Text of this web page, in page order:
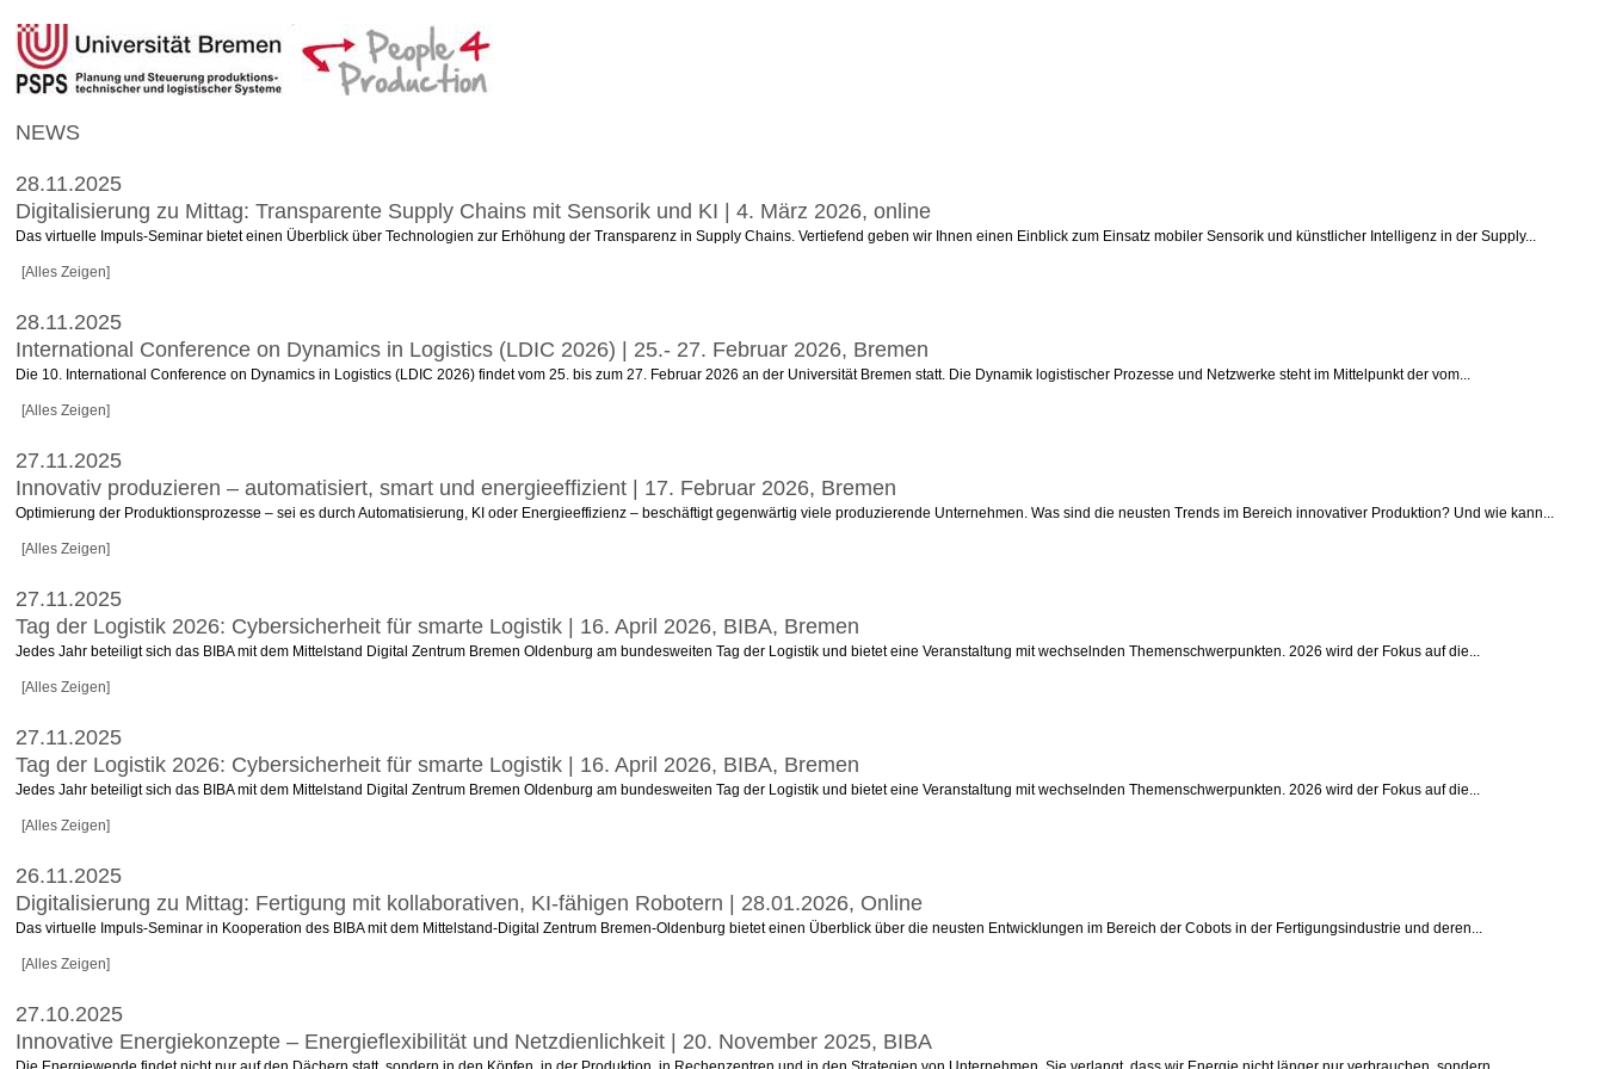
NEWS
28.11.2025
Digitalisierung zu Mittag: Transparente Supply Chains mit Sensorik und KI | 4. März 2026, online
Das virtuelle Impuls-Seminar bietet einen Überblick über Technologien zur Erhöhung der Transparenz in Supply Chains. Vertiefend geben wir Ihnen einen Einblick zum Einsatz mobiler Sensorik und künstlicher Intelligenz in der Supply...
[Alles Zeigen]
28.11.2025
International Conference on Dynamics in Logistics (LDIC 2026) | 25.- 27. Februar 2026, Bremen
Die 10. International Conference on Dynamics in Logistics (LDIC 2026) findet vom 25. bis zum 27. Februar 2026 an der Universität Bremen statt. Die Dynamik logistischer Prozesse und Netzwerke steht im Mittelpunkt der vom...
[Alles Zeigen]
27.11.2025
Innovativ produzieren – automatisiert, smart und energieeffizient | 17. Februar 2026, Bremen
Optimierung der Produktionsprozesse – sei es durch Automatisierung, KI oder Energieeffizienz – beschäftigt gegenwärtig viele produzierende Unternehmen. Was sind die neusten Trends im Bereich innovativer Produktion? Und wie kann...
[Alles Zeigen]
27.11.2025
Tag der Logistik 2026: Cybersicherheit für smarte Logistik | 16. April 2026, BIBA, Bremen
Jedes Jahr beteiligt sich das BIBA mit dem Mittelstand Digital Zentrum Bremen Oldenburg am bundesweiten Tag der Logistik und bietet eine Veranstaltung mit wechselnden Themenschwerpunkten. 2026 wird der Fokus auf die...
[Alles Zeigen]
27.11.2025
Tag der Logistik 2026: Cybersicherheit für smarte Logistik | 16. April 2026, BIBA, Bremen
Jedes Jahr beteiligt sich das BIBA mit dem Mittelstand Digital Zentrum Bremen Oldenburg am bundesweiten Tag der Logistik und bietet eine Veranstaltung mit wechselnden Themenschwerpunkten. 2026 wird der Fokus auf die...
[Alles Zeigen]
26.11.2025
Digitalisierung zu Mittag: Fertigung mit kollaborativen, KI-fähigen Robotern | 28.01.2026, Online
Das virtuelle Impuls-Seminar in Kooperation des BIBA mit dem Mittelstand-Digital Zentrum Bremen-Oldenburg bietet einen Überblick über die neusten Entwicklungen im Bereich der Cobots in der Fertigungsindustrie und deren...
[Alles Zeigen]
27.10.2025
Innovative Energiekonzepte – Energieflexibilität und Netzdienlichkeit | 20. November 2025, BIBA